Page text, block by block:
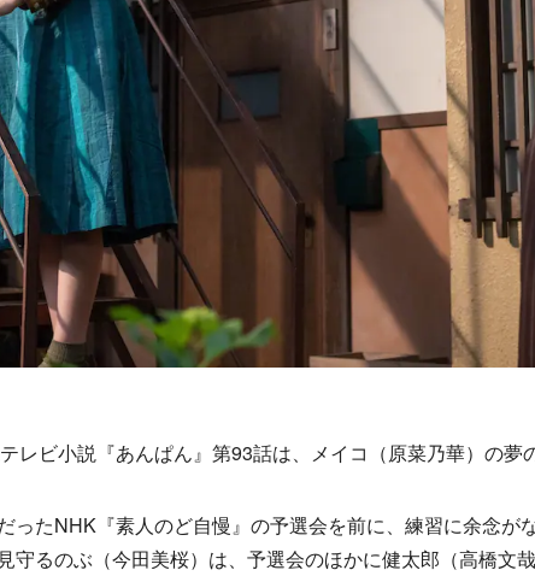
レビ小説『あんぱん』第93話は、メイコ（原菜乃華）の夢
ったNHK『素人のど自慢』の予選会を前に、練習に余念が
守るのぶ（今田美桜）は、予選会のほかに健太郎（高橋文